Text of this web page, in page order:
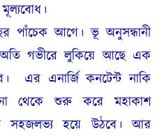
মূল্যবোধ।
পাঁচেক আগে। ভূ অনুসন্ধানী
অতি গভীরে লুকিয়ে আছে এক
এর এনার্জি কনটেন্ট নাকি
থেকে শুরু করে মহাকাশ
সহজলভ্য হয়ে উঠবে। আর